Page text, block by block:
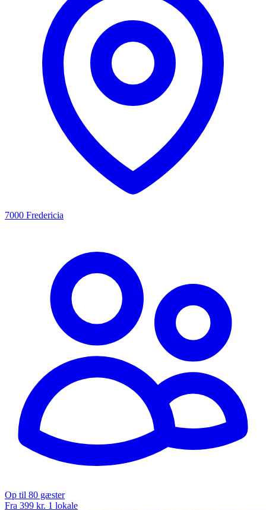
7000 Fredericia
Op til 80 gæster
Fra 399 kr. 1 lokale